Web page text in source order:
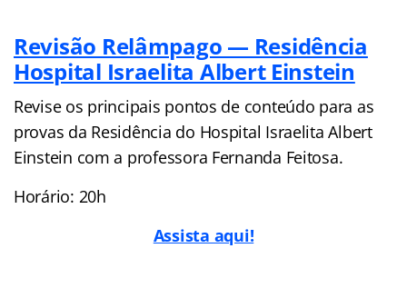
Revisão Relâmpago — Residência
Hospital Israelita Albert Einstein
Revise os principais pontos de conteúdo para as
provas da Residência do Hospital Israelita Albert
Einstein com a professora Fernanda Feitosa.
Horário: 20h
Assista aqui!